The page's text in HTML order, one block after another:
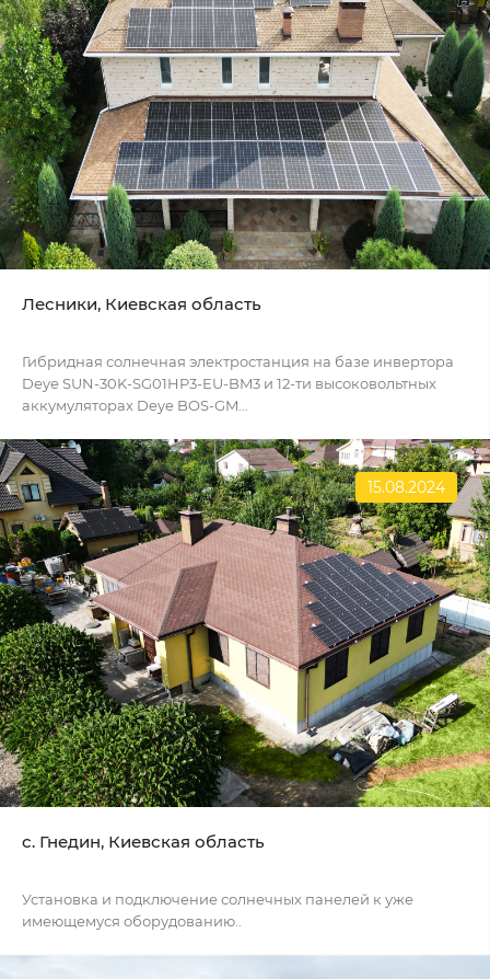
Лесники, Киевская область
Гибридная солнечная электростанция на базе инвертора
Deye SUN-30K-SG01HP3-EU-BM3 и 12-ти высоковольтных
аккумуляторах Deye BOS-GM...
15.08.2024
c. Гнедин, Киевская область
Установка и подключение солнечных панелей к уже
имеющемуся оборудованию..